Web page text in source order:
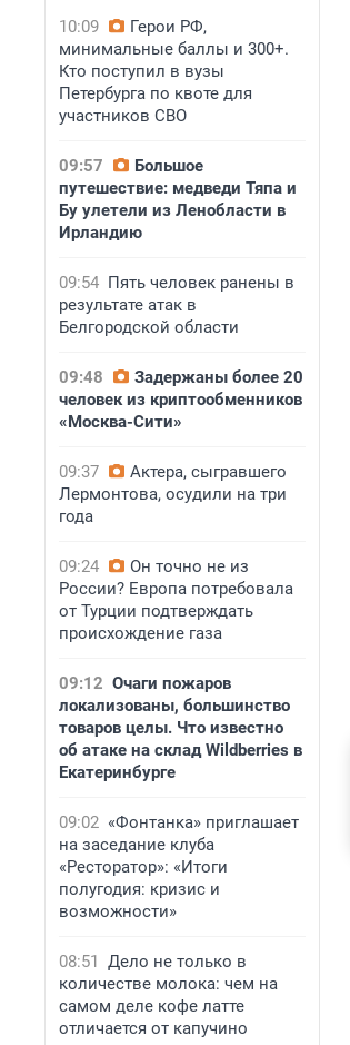
10:09
Герои РФ,
минимальные баллы и 300+.
Кто поступил в вузы
Петербурга по квоте для
участников СВО
09:57
Большое
путешествие: медведи Тяпа и
Бу улетели из Ленобласти в
Ирландию
09:54 Пять человек ранены в
результате атак в
Белгородской области
09:48
Задержаны более 20
человек из криптообменников
«Москва-Сити»
09:37
Актера, сыгравшего
Лермонтова, осудили на три
года
09:24
Он точно не из
России? Европа потребовала
от Турции подтверждать
происхождение газа
09:12 Очаги пожаров
локализованы, большинство
товаров целы. Что известно
об атаке на склад Wildberries в
Екатеринбурге
09:02 «Фонтанка» приглашает
на заседание клуба
«Ресторатор»: «Итоги
полугодия: кризис и
возможности»
08:51 Дело не только в
количестве молока: чем на
самом деле кофе латте
отличается от капучино